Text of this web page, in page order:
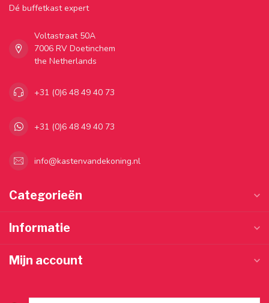
Dé buffetkast expert
Voltastraat 50A
7006 RV Doetinchem
the Netherlands
+31 (0)6 48 49 40 73
+31 (0)6 48 49 40 73
info@kastenvandekoning.nl
Categorieën
Informatie
Mijn account